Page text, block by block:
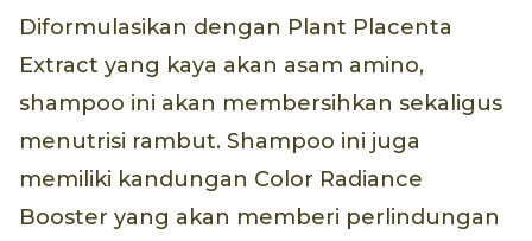
Diformulasikan dengan Plant Placenta
Extract yang kaya akan asam amino,
shampoo ini akan membersihkan sekaligus
menutrisi rambut. Shampoo ini juga
memiliki kandungan Color Radiance
Booster yang akan memberi perlindungan